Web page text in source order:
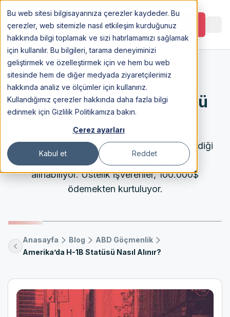
Bu web sitesi bilgisayarınıza çerezler kaydeder. Bu
çerezler, web sitemizle nasıl etkileşim kurduğunuz
hakkında bilgi toplamak ve sizi hatırlamamızı sağlamak
için kullanılır. Bu bilgileri, tarama deneyiminizi
geliştirmek ve özelleştirmek için ve hem bu web
sitesinde hem de diğer medyada ziyaretçilerimiz
hakkında analiz ve ölçümler için kullanırız.
Kullandığımız çerezler hakkında daha fazla bilgi
edinmek için Gizlilik Politikamıza bakın.
Çerez ayarları
Kabul et Reddet
Görüşme Planlayın
16 Jan 2026
Amerika’da H-1B Statüsü
Nasıl Alınır?
H-1B, Amerika dışından vize olarak alınabildiği
gibi, Amerika'da statü değişikliğiyle de
alınabiliyor. Üstelik işverenler, 100.000$
ödemekten kurtuluyor.
Anasayfa Blog
ABD Göçmenlik
Amerika’da H-1B Statüsü Nasıl Alınır?